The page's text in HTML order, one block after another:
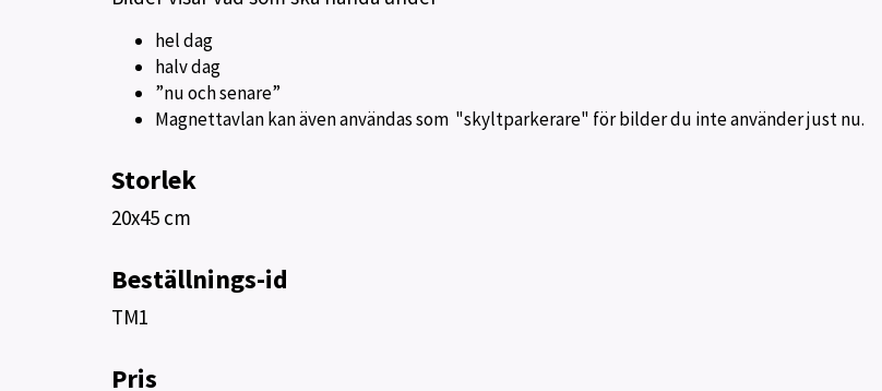
hel dag
halv dag
”nu och senare”
Magnettavlan kan även användas som "skyltparkerare" för bilder du inte använder just nu.
Storlek
20x45 cm
Beställnings-id
TM1
Pris